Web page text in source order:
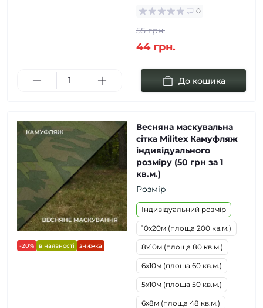
0
55 грн.
44 грн.
До кошика
-20% в наявності знижка
Весняна маскувальна
сітка Militex Камуфляж
індивідуального
розміру (50 грн за 1
кв.м.)
Розмір
Індивідуальний розмір
10х20м (площа 200 кв.м.)
8х10м (площа 80 кв.м.)
6х10м (площа 60 кв.м.)
5х10м (площа 50 кв.м.)
6х8м (площа 48 кв.м.)